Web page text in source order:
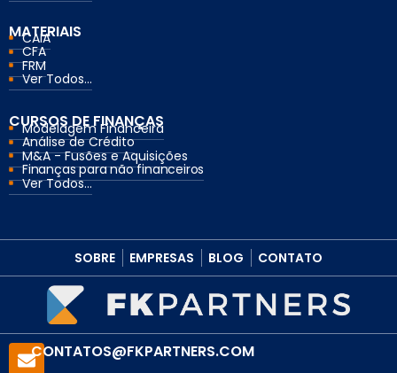
MATERIAIS
CAIA
CFA
FRM
Ver Todos...
CURSOS DE FINANÇAS
Modelagem Financeira
Análise de Crédito
M&A - Fusões e Aquisições
Finanças para não financeiros
Ver Todos...
SOBRE EMPRESAS BLOG CONTATO
CONTATOS@FKPARTNERS.COM